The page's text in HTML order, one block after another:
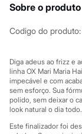
Chinelos
Sandálias
Sapatilhas
Marcas
City
Clock House
Mindset
Sawary
Yessica
Moda esportiva
Sobre o produto
Codigo do produto:
Diga adeus ao frizz e
linha OX Mari Maria
impecável e com
sem esforço. Sua
polido, sem deixar o
look natural o dia todo.
Este finalizador foi